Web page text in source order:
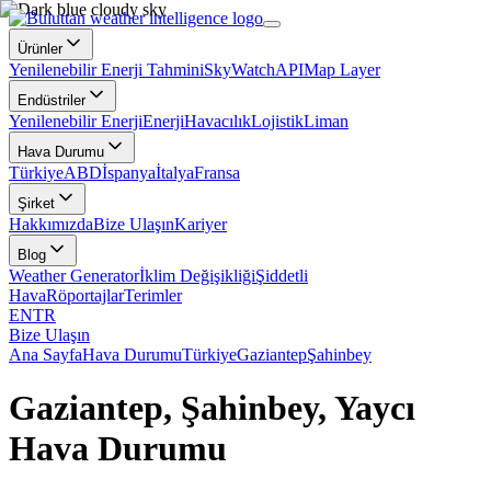
Ürünler
Yenilenebilir Enerji TahminiSkyWatchAPIMap Layer
Endüstriler
Yenilenebilir EnerjiEnerjiHavacılıkLojistikLiman
Hava Durumu
TürkiyeABDİspanyaİtalyaFransa
Şirket
HakkımızdaBize UlaşınKariyer
Blog
Weather Generatorİklim DeğişikliğiŞiddetli
HavaRöportajlarTerimler
ENTR
Bize Ulaşın
Ana SayfaHava DurumuTürkiyeGaziantepŞahinbey
Gaziantep, Şahinbey, Yaycı
Hava Durumu